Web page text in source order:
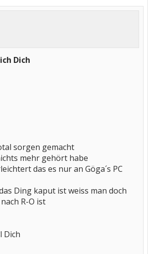
Dich
sorgen gemacht
mehr gehört habe
das es nur an Göga´s PC
Ding kaput ist weiss man doch
R-O ist
Dich